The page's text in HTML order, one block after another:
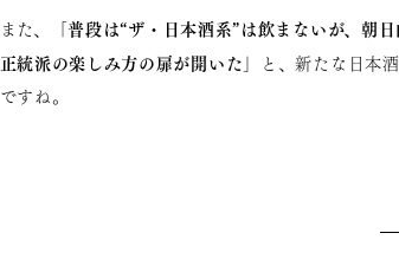
また、
「普段は“ザ・日本酒系”は飲まないが、朝
正統派の楽しみ方の扉が開いた」
と、新たな日本
ですね。